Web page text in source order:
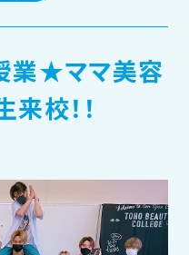
業★ママ美容
校！！